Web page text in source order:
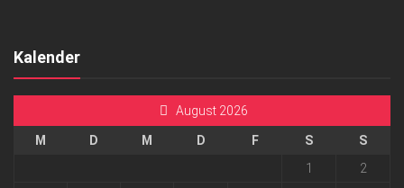
Kalender
August 2026
M D M D F S
S
1
2